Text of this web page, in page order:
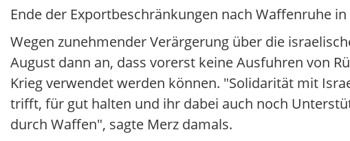
Ende der Exportbeschränkungen nach Waffenruhe in
Wegen zunehmender Verärgerung über die
August dann an, dass vorerst keine Ausfuhren von
Krieg verwendet werden können. "Solidarität mit
trifft, für gut halten und ihr dabei auch noch
durch Waffen", sagte Merz damals.